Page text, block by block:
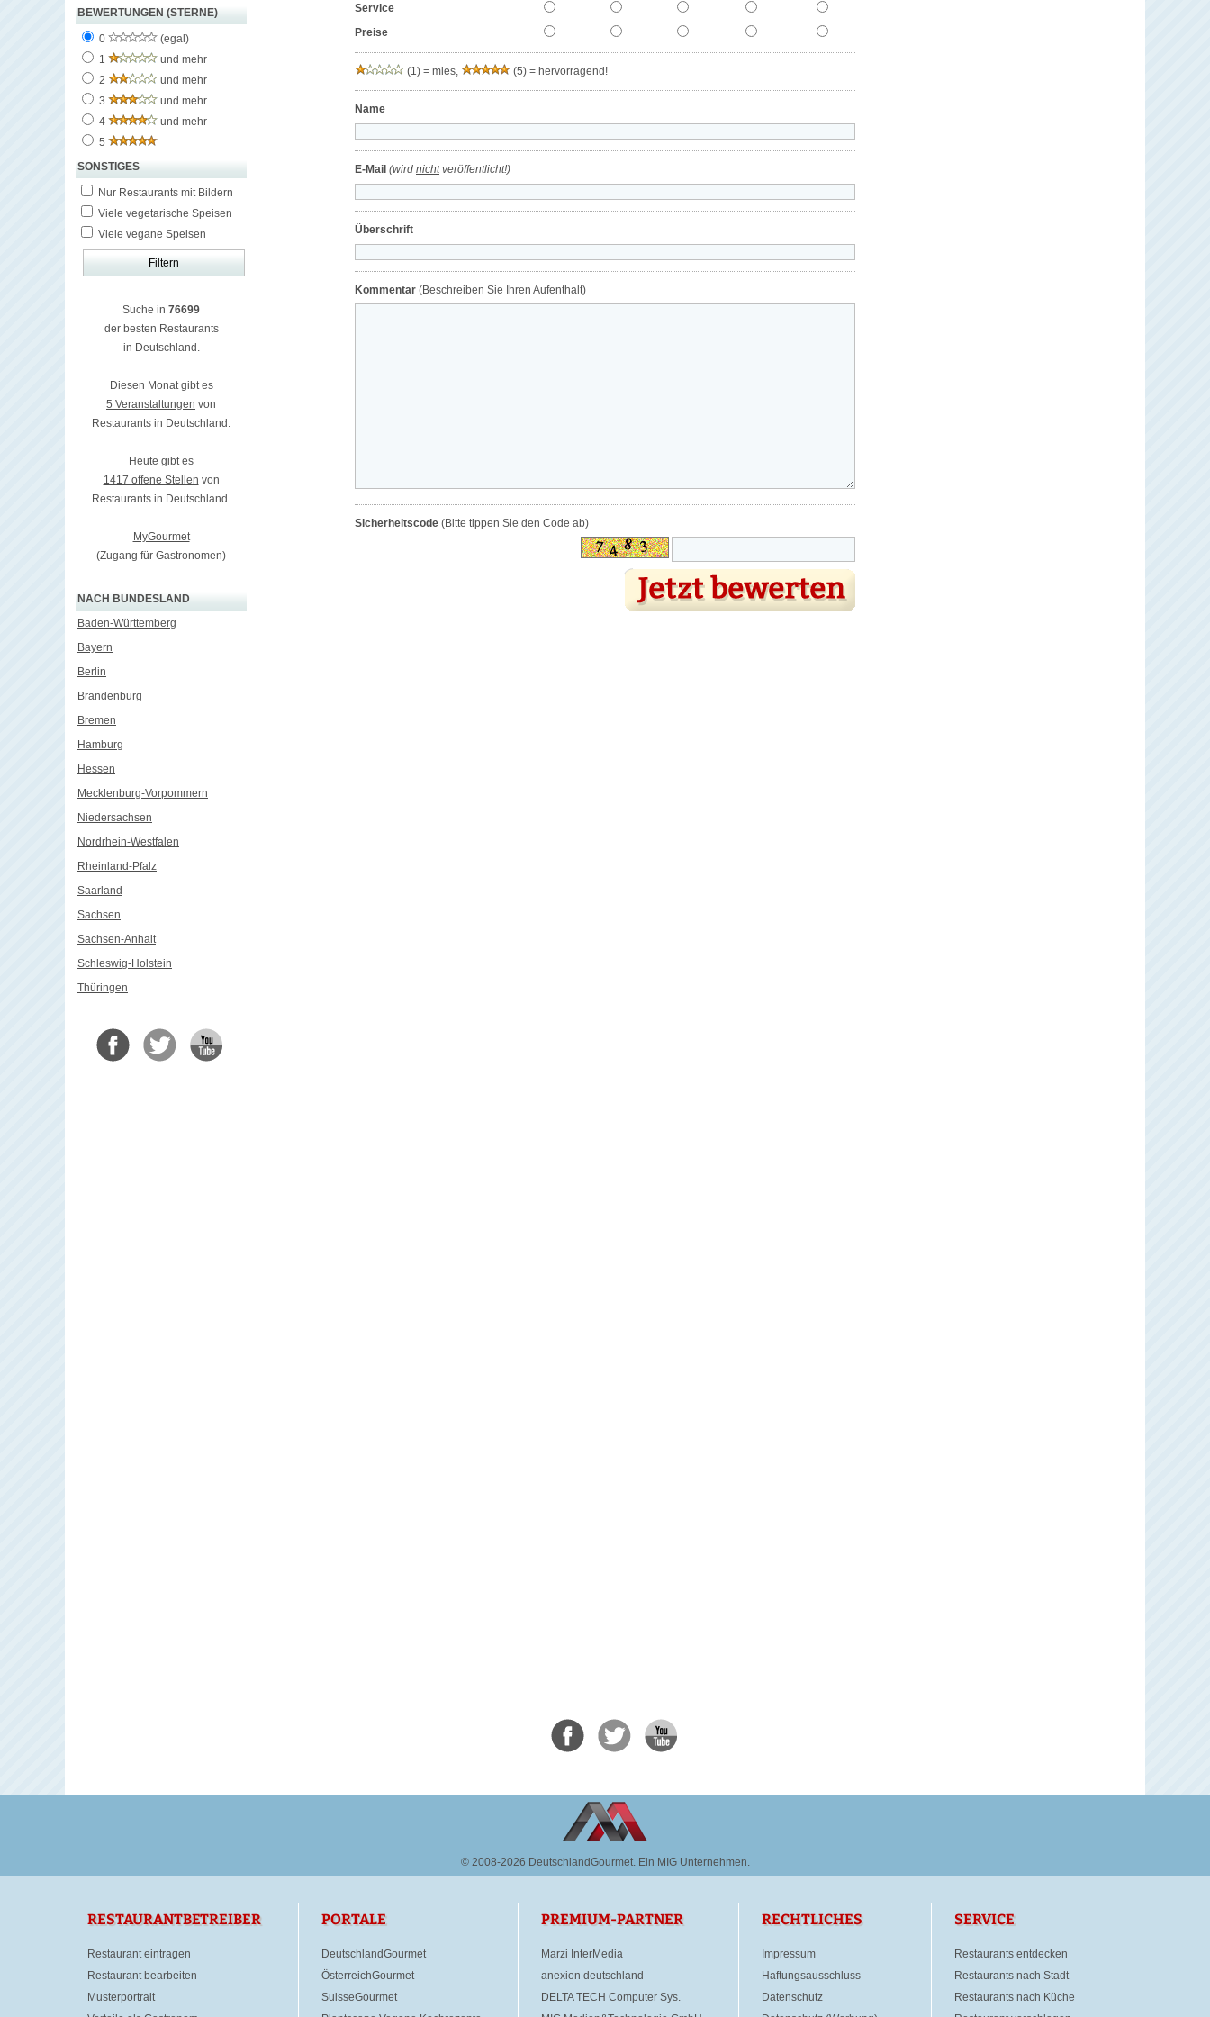
BEWERTUNGEN (STERNE)
0
(egal)
1
und mehr
2
und mehr
3
und mehr
4
und mehr
5
SONSTIGES
Nur Restaurants mit Bildern
Viele vegetarische Speisen
Viele vegane Speisen
Suche in 76699
der besten Restaurants
in Deutschland.
Diesen Monat gibt es
5 Veranstaltungen von
Restaurants in Deutschland.
Heute gibt es
1417 offene Stellen von
Restaurants in Deutschland.
MyGourmet
(Zugang für Gastronomen)
NACH BUNDESLAND
Baden-Württemberg
Bayern
Berlin
Brandenburg
Bremen
Hamburg
Hessen
Mecklenburg-Vorpommern
Niedersachsen
Nordrhein-Westfalen
Rheinland-Pfalz
Saarland
Sachsen
Sachsen-Anhalt
Schleswig-Holstein
Thüringen
Service
Preise
(1) = mies, (5) = hervorragend!
Name
E-Mail (wird nichtveröffentlicht!)
Überschrift
Kommentar (Beschreiben Sie Ihren Aufenthalt)
Sicherheitscode (Bitte tippen Sie den Code ab)
© 2008-2026 DeutschlandGourmet. Ein MIG Unternehmen.
RESTAURANTBETREIBER
Restaurant eintragen
Restaurant bearbeiten
Musterportrait
PORTALE
DeutschlandGourmet
ÖsterreichGourmet
SuisseGourmet
PREMIUM-PARTNER
Marzi InterMedia
anexion deutschland
DELTA TECH Computer Sys.
RECHTLICHES
Impressum
Haftungsausschluss
Datenschutz
SERVICE
Restaurants entdecken
Restaurants nach Stadt
Restaurants nach Küche